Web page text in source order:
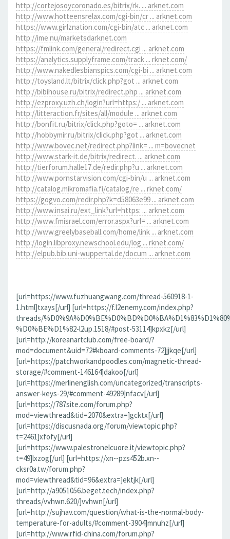
http://cortejosoycoronado.es/bitrix/rk. ... arknet.com
http://www.hotteensrelax.com/cgi-bin/cr ... arknet.com
https://www.girlznation.com/cgi-bin/atc ... arknet.com
http://ime.nu/marketsdarknet.com
https://fmlink.com/general/redirect.cgi ... arknet.com
https://analytics.supplyframe.com/track ... rknet.com/
http://www.nakedlesbianspics.com/cgi-bi ... arknet.com
http://toysland.lt/bitrix/click.php?got ... arknet.com
http://bibihouse.ru/bitrix/redirect.php ... arknet.com
http://ezproxy.uzh.ch/login?url=https:/ ... arknet.com
http://litteraction.fr/sites/all/module ... arknet.com
http://bonfit.ru/bitrix/click.php?goto= ... arknet.com
http://hobbymir.ru/bitrix/click.php?got ... arknet.com
http://www.bovec.net/redirect.php?link= ... m=bovecnet
http://www.stark-it.de/bitrix/redirect. ... arknet.com
http://tierforum.halle17.de/redir.php?u ... arknet.com
http://www.pornstarvision.com/cgi-bin/u ... arknet.com
http://catalog.mikromafia.fi/catalog/re ... rknet.com/
https://gogvo.com/redir.php?k=d58063e99 ... arknet.com
http://www.insai.ru/ext_link?url=https: ... arknet.com
http://www.fmisrael.com/error.aspx?url= ... arknet.com
http://www.greelybaseball.com/home/link ... arknet.com
http://login.libproxy.newschool.edu/log ... rknet.com/
http://elpub.bib.uni-wuppertal.de/docum ... arknet.com
[url=https://www.fuzhuangwang.com/thread-560918-1-
1.html]txays[/url] [url=https://f.l2enemy.com/index.php?
threads/
%D0%BE%D1%82-l2up.1518/#post-53114]kpxkz[/url]
[url=http://koreanartclub.com/free-board/?
mod=document&uid=72#kboard-comments-72]jjkqe[/url]
[url=https://patchworkandpoodles.com/magnetic-thread-
storage/#comment-146164]dakoo[/url]
[url=https://merlinenglish.com/uncategorized/transcripts-
answer-keys-29/#comment-49289]nfacv[/url]
[url=https://787site.com/forum.php?
mod=viewthread&tid=2070&extra=]gcktx[/url]
[url=https://discusnada.org/forum/viewtopic.php?
t=2461]xfofy[/url]
[url=https://www.palestronelcuore.it/viewtopic.php?
t=49]lxzog[/url] [url=https://xn--pzs452b.xn--
cksr0a.tw/forum.php?
mod=viewthread&tid=96&extra=]ektjk[/url]
[url=http://a9051056.beget.tech/index.php?
threads/vvhwn.620/]vvhwn[/url]
[url=http://sujhav.com/question/what-is-the-normal-body-
temperature-for-adults/#comment-3904]mnuhz[/url]
[url=http://www.rfid-china.com/forum.php?